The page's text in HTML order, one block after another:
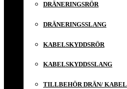
DRÄNERINGSRÖR
DRÄNERINGSSLANG
KABELSKYDDSRÖR
KABELSKYDDSSLANG
TILLBEHÖR DRÄN/ KABEL